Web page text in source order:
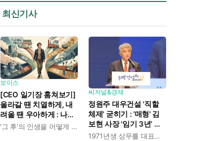
최신기사
보이스
[CEO 일기장 훔쳐보기]
올라갈 땐 치열하게, 내
려올 땐 우아하게 : 나만
의 커리어 설계법
'그 후'의 인생을 어떻게 살 것인가
씨저널&경제
정원주 대우건설 '직할
체제' 굳히기 : '매형' 김
보현 사장 '임기 3년' 받
고 4개월 만에 물러났다
1971년생 상무를 대표이사로 발탁